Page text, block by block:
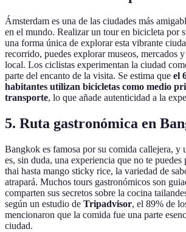
Ámsterdam es una de las ciudades más
en el mundo. Realizar un tour en bicicleta por
una forma única de explorar esta vibrante
recorrido, puedes explorar museos, mercados
local. Los ciclistas experimentan la ciudad
parte del encanto de la visita. Se estima que el
habitantes utilizan bicicletas como medio
transporte, lo que añade autenticidad a la
5. Ruta gastronómica en
Bangkok es famosa por su comida callejera, y
es, sin duda, una experiencia que no te puedes
thai hasta mango sticky rice, la variedad de
atrapará. Muchos tours gastronómicos son
comparten sus secretos sobre la cocina
según un estudio de Tripadvisor, el 89% de
mencionaron que la comida fue una parte
ciudad.